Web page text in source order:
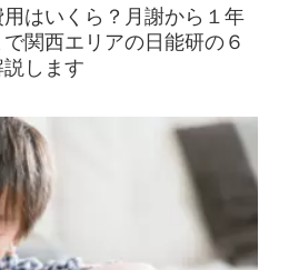
はいくら？月謝から１年
関西エリアの日能研の６
します